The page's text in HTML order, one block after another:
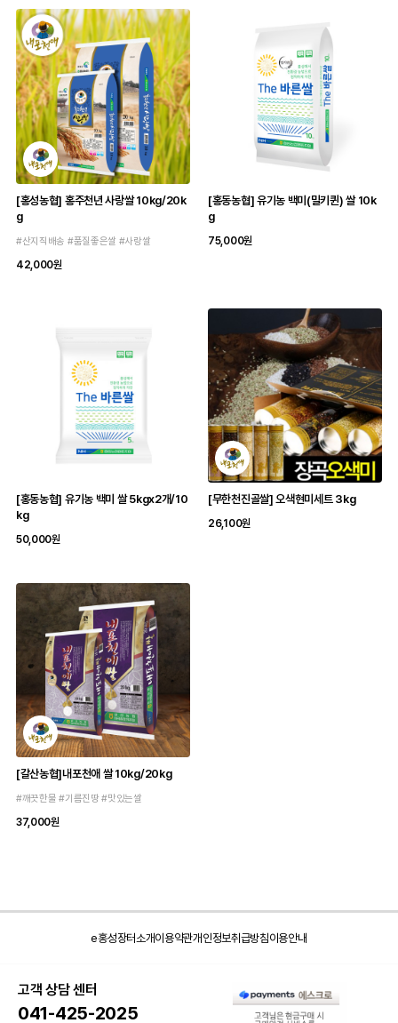
[홍성농협] 홍주천년 사랑쌀 10kg/20k
g
#산지직배송 #품질좋은쌀 #사랑쌀
42,000원
[홍동농협] 유기농 백미(밀키퀸) 쌀 10k
g
75,000원
[홍동농협] 유기농 백미 쌀 5kgx2개/10
kg
50,000원
[무한천진골쌀] 오색현미세트 3kg
26,100원
[갈산농협]내포천애 쌀 10kg/20kg
#깨끗한물 #기름진땅 #맛있는쌀
37,000원
e홍성장터소개이용약관개인정보취급방침이용안내
고객 상담 센터
041-425-2025